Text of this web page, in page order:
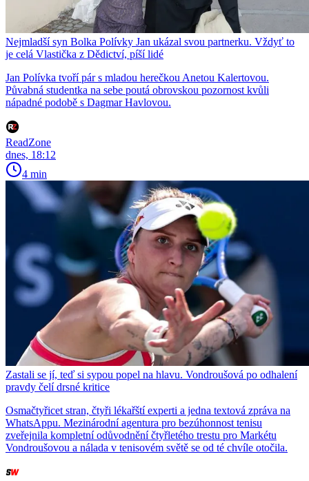
Nejmladší syn Bolka Polívky Jan ukázal svou partnerku. Vždyť to
je celá Vlastička z Dědictví, píší lidé
Jan Polívka tvoří pár s mladou herečkou Anetou Kalertovou.
Půvabná studentka na sebe poutá obrovskou pozornost kvůli
nápadné podobě s Dagmar Havlovou.
ReadZone
dnes, 18:12
4 min
Zastali se jí, teď si sypou popel na hlavu. Vondroušová po odhalení
pravdy čelí drsné kritice
Osmačtyřicet stran, čtyři lékařští experti a jedna textová zpráva na
WhatsAppu. Mezinárodní agentura pro bezúhonnost tenisu
zveřejnila kompletní odůvodnění čtyřletého trestu pro Markétu
Vondroušovou a nálada v tenisovém světě se od té chvíle otočila.